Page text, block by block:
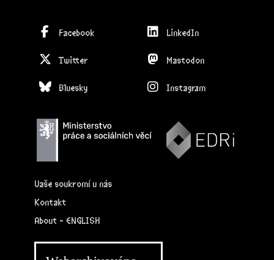
Facebook LinkedIn
Twitter Mastodon
Bluesky Instagram
Vaše soukromí u nás
Kontakt
About - ENGLISH